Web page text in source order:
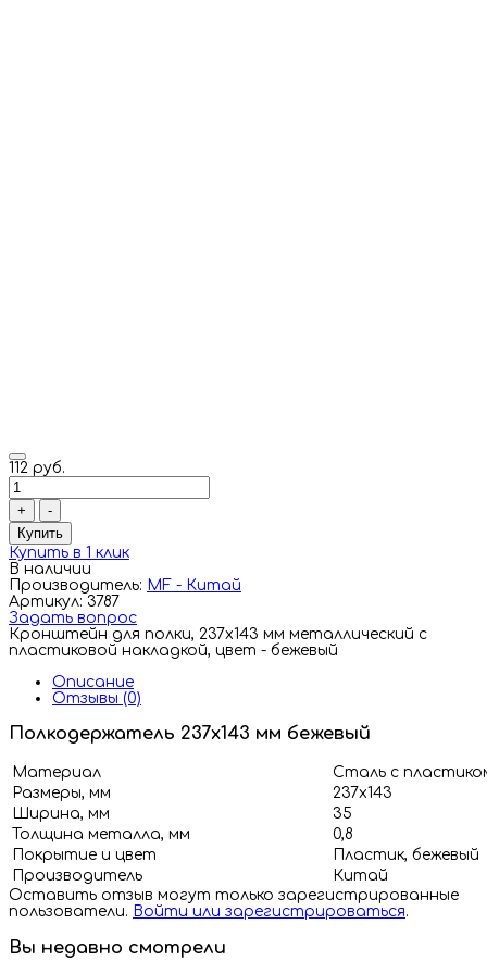
112 руб.
+
-
Купить
Купить в 1 клик
В наличии
Производитель: MF - Китай
Артикул: 3787
Задать вопрос
Кронштейн для полки, 237х143 мм металлический с
пластиковой накладкой, цвет - бежевый
Описание
Отзывы (0)
Полкодержатель 237х143 мм бежевый
Материал
Сталь с
Размеры, мм
237х143
Ширина, мм
35
Толщина металла, мм
0,8
Покрытие и цвет
Пластик, бежевый
Производитель
Китай
Оставить отзыв могут только зарегистрированные
пользователи. Войти или зарегистрироваться.
Вы недавно смотрели